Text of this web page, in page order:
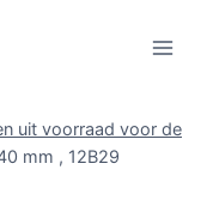
uit voorraad voor de
mm , 12B29